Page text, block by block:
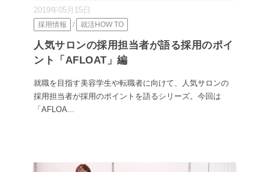
2019年05月15日
採用情報 / 就活HOW TO
人気サロンの採用担当者が語る採用のポイ
ント「AFLOAT」編
就職を目指す美容学生や転職者に向けて、人気サロンの
採用担当者が採用のポイントを語るシリーズ。今回は
「AFLOA...